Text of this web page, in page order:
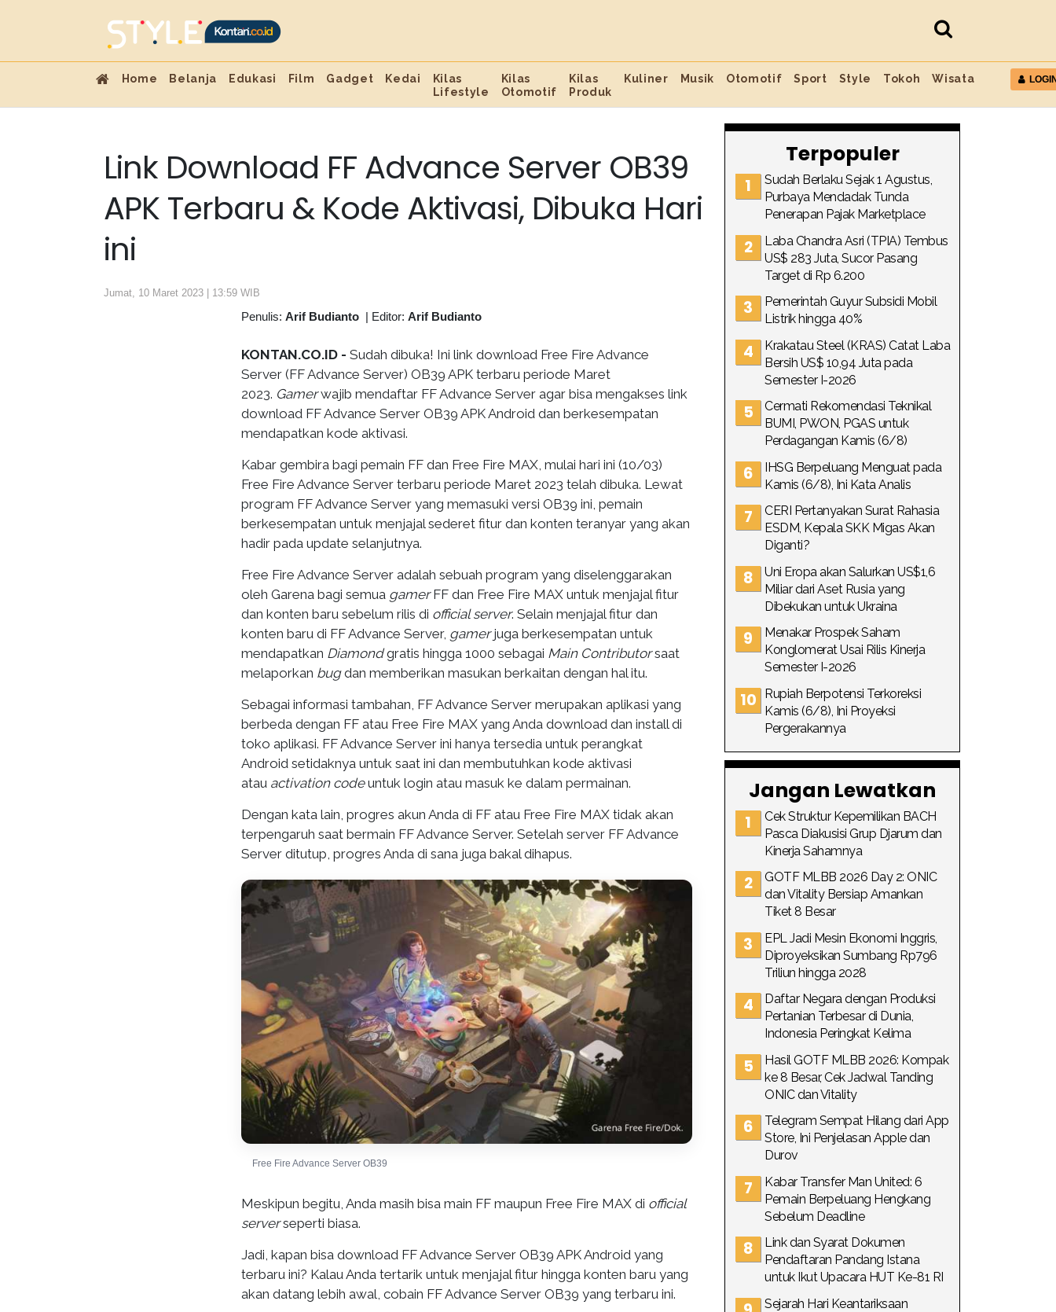
Home Belanja Edukasi Film Gadget Kedai
Kilas
Lifestyle
Kilas
Otomotif
Kilas
Produk
Kuliner Musik Otomotif Sport Style Tokoh Wisata
Link Download FF Advance Server OB39
APK Terbaru & Kode Aktivasi, Dibuka Hari
ini
Jumat, 10 Maret 2023 | 13:59 WIB
Penulis: Arif Budianto | Editor: Arif Budianto
KONTAN.CO.ID - Sudah dibuka! Ini link download Free Fire Advance
Server (FF Advance Server) OB39 APK terbaru periode Maret
2023. Gamerwajib mendaftar FF Advance Server agar bisa mengakses link
download FF Advance Server OB39 APK Android dan berkesempatan
mendapatkan kode aktivasi.
Kabar gembira bagi pemain FF dan Free Fire MAX, mulai hari ini (10/03)
Free Fire Advance Server terbaru periode Maret 2023 telah dibuka. Lewat
program FF Advance Server yang memasuki versi OB39 ini, pemain
berkesempatan untuk menjajal sederet fitur dan konten teranyar yang akan
hadir pada update selanjutnya.
Free Fire Advance Server adalah sebuah program yang diselenggarakan
oleh Garena bagi semua gamerFF dan Free Fire MAX untuk menjajal fitur
dan konten baru sebelum rilis di official server. Selain menjajal fitur dan
konten baru di FF Advance Server, gamerjuga berkesempatan untuk
mendapatkan Diamondgratis hingga 1000 sebagai Main Contributorsaat
melaporkan bugdan memberikan masukan berkaitan dengan hal itu.
Sebagai informasi tambahan, FF Advance Server merupakan aplikasi yang
berbeda dengan FF atau Free Fire MAX yang Anda download dan install di
toko aplikasi. FF Advance Server ini hanya tersedia untuk perangkat
Android setidaknya untuk saat ini dan membutuhkan kode aktivasi
atau activation codeuntuk login atau masuk ke dalam permainan.
Dengan kata lain, progres akun Anda di FF atau Free Fire MAX tidak akan
terpengaruh saat bermain FF Advance Server. Setelah server FF Advance
Server ditutup, progres Anda di sana juga bakal dihapus.
Free Fire Advance Server OB39
Meskipun begitu, Anda masih bisa main FF maupun Free Fire MAX di official
serverseperti biasa.
Jadi, kapan bisa download FF Advance Server OB39 APK Android yang
terbaru ini? Kalau Anda tertarik untuk menjajal fitur hingga konten baru yang
akan datang lebih awal, cobain FF Advance Server OB39 yang terbaru ini.
Terpopuler
Sudah Berlaku Sejak 1 Agustus,
Purbaya Mendadak Tunda
Penerapan Pajak Marketplace
Laba Chandra Asri (TPIA) Tembus
US$ 283 Juta, Sucor Pasang
Target di Rp 6.200
Pemerintah Guyur Subsidi Mobil
Listrik hingga 40%
Krakatau Steel (KRAS) Catat Laba
Bersih US$ 10,94 Juta pada
Semester I-2026
Cermati Rekomendasi Teknikal
BUMI, PWON, PGAS untuk
Perdagangan Kamis (6/8)
IHSG Berpeluang Menguat pada
Kamis (6/8), Ini Kata Analis
CERI Pertanyakan Surat Rahasia
ESDM, Kepala SKK Migas Akan
Diganti?
Uni Eropa akan Salurkan US$1,6
Miliar dari Aset Rusia yang
Dibekukan untuk Ukraina
Menakar Prospek Saham
Konglomerat Usai Rilis Kinerja
Semester I-2026
Rupiah Berpotensi Terkoreksi
Kamis (6/8), Ini Proyeksi
Pergerakannya
Jangan Lewatkan
Cek Struktur Kepemilikan BACH
Pasca Diakusisi Grup Djarum dan
Kinerja Sahamnya
GOTF MLBB 2026 Day 2: ONIC
dan Vitality Bersiap Amankan
Tiket 8 Besar
EPL Jadi Mesin Ekonomi Inggris,
Diproyeksikan Sumbang Rp796
Triliun hingga 2028
Daftar Negara dengan Produksi
Pertanian Terbesar di Dunia,
Indonesia Peringkat Kelima
Hasil GOTF MLBB 2026: Kompak
ke 8 Besar, Cek Jadwal Tanding
ONIC dan Vitality
Telegram Sempat Hilang dari App
Store, Ini Penjelasan Apple dan
Durov
Kabar Transfer Man United: 6
Pemain Berpeluang Hengkang
Sebelum Deadline
Link dan Syarat Dokumen
Pendaftaran Pandang Istana
untuk Ikut Upacara HUT Ke-81 RI
Sejarah Hari Keantariksaan